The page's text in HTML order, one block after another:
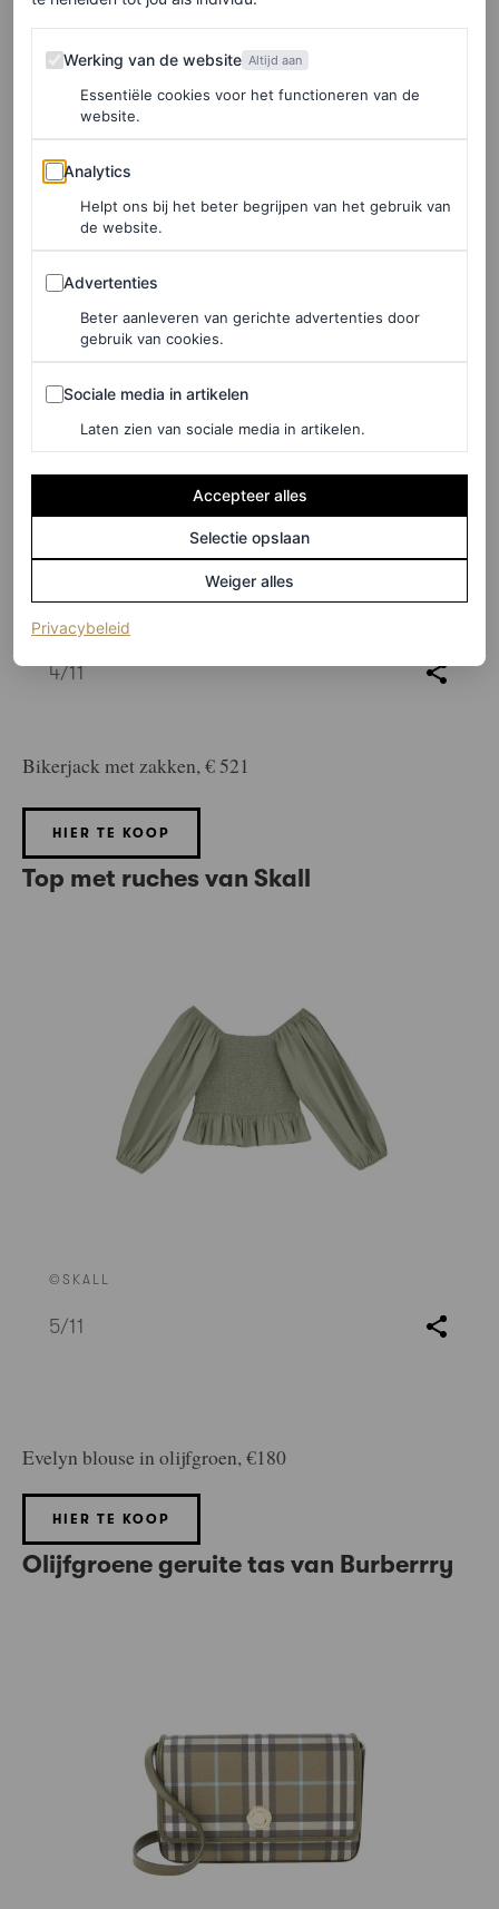
Ter inspiratie, hier wat mooie olijfgroene items op een
rijtje. Zoals je ziet kan olijfgroen een waaier aan tinten
beslaan, van een groenkleur richting mos, tot meer lime.
Extra fijn: sommige van deze items zijn in de sale.
Olijfgroen bikerjack van Max Mara
©DE BIJENKORF
4/11
Bikerjack met zakken, € 521
HIER TE KOOP
Top met ruches van Skall
©SKALL
5/11
Evelyn blouse in olijfgroen,€180
HIER TE KOOP
Olijfgroene geruite tas van Burberrry
Werking van de website
Werking van de website Altijd aan
Essentiële cookies voor het functioneren van de
website.
Analytics
Analytics
Helpt ons bij het beter begrijpen van het gebruik van
de website.
Advertenties
Advertenties
Beter aanleveren van gerichte advertenties door
gebruik van cookies.
Sociale media in artikelen
Sociale media in artikelen
Laten zien van sociale media in artikelen.
Accepteer alles
Selectie opslaan
Weiger alles
Privacybeleid